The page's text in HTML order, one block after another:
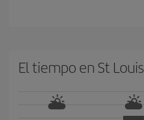
El tiempo en St Louis